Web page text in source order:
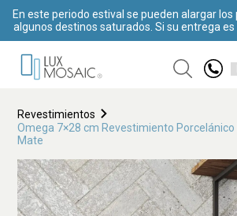
En este periodo estival se pueden alargar
algunos destinos saturados. Si su entrega
Revestimientos
Omega 7×28 cm Revestimiento
Mate